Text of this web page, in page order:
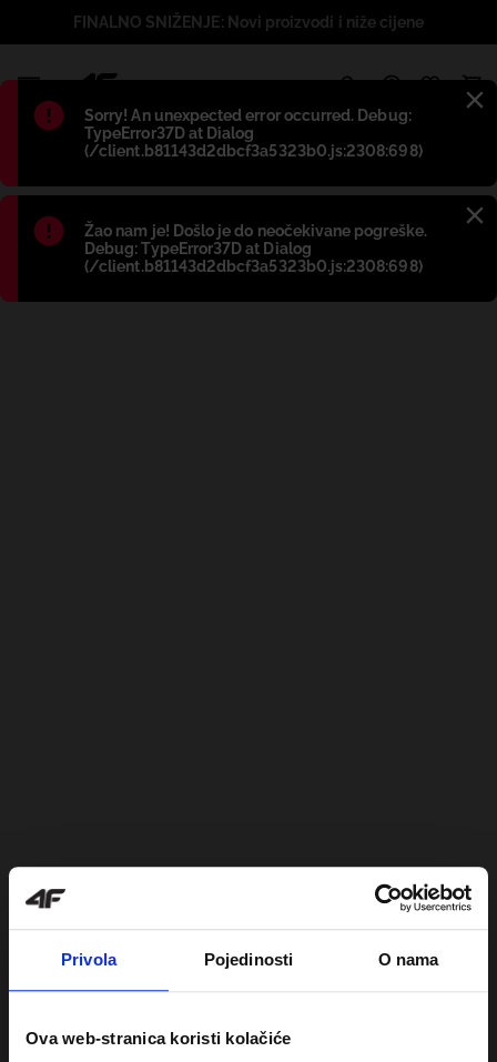
Privola Pojedinosti O nama
Ova web-stranica koristi kolačiće
Błąd:
Sorry! An unexpected error occurred. Debug:
TypeError37D at Dialog
(/client.b81143d2dbcf3a5323b0.js:2308:698)
Błąd:
Žao nam je! Došlo je do neočekivane pogreške.
Debug: TypeError37D at Dialog
(/client.b81143d2dbcf3a5323b0.js:2308:698)
FINALNO SNIŽENJE: Novi proizvodi i niže cijene